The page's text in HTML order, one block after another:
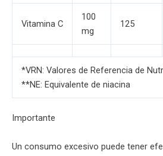
Vitamina C
100
mg
125
*VRN: Valores de Referencia de
**NE: Equivalente de niacina
Importante
Un consumo excesivo puede tener